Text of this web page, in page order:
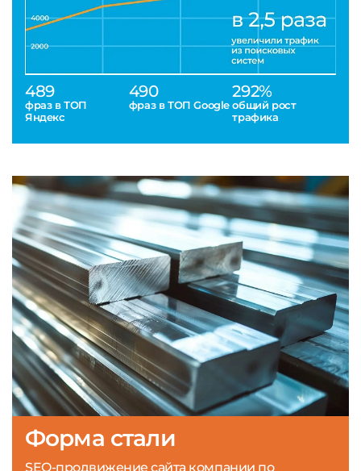
489
фраз в ТОП
Яндекс
490
фраз в ТОП Google
292%
общий рост
трафика
Форма стали
SEO-продвижение сайта компании по